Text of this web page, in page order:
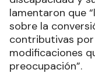
lamentaron que
sobre la
contributivas
modificaciones
preocupación”.